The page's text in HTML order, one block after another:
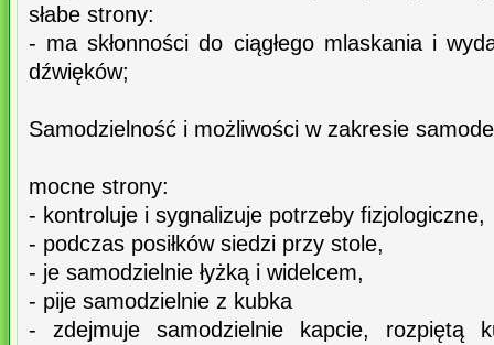
słabe strony:
- ma skłonności do ciągłego mlaskania i
dźwięków;
Samodzielność i możliwości w zakresie
mocne strony:
- kontroluje i sygnalizuje potrzeby fizjologiczne,
- podczas posiłków siedzi przy stole,
- je samodzielnie łyżką i widelcem,
- pije samodzielnie z kubka
- zdejmuje samodzielnie kapcie, rozpiętą